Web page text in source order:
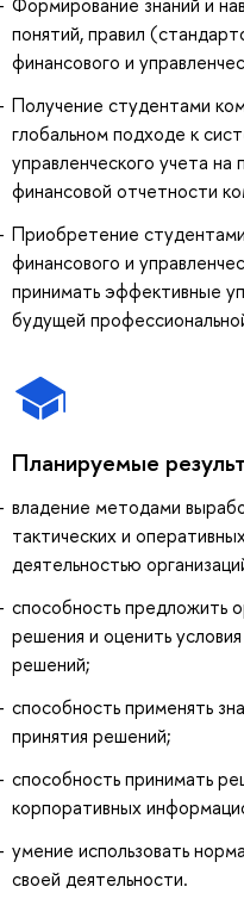
понятий, правил
финансового и
Получение студентами
глобальном подходе к
управленческого учета
финансовой отчетности
Приобретение
финансового и
принимать эффективные
будущей
Планируемые
владение методами
тактических и
деятельностью
способность предложить
решения и оценить
решений;
способность применять
принятия решений;
способность принимать
корпоративных
умение использовать
своей деятельности.